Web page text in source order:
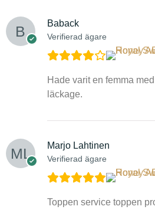
Baback
Verifierad ägare
Hade varit en femma
läckage.
Marjo Lahtinen
Verifierad ägare
Toppen service toppen